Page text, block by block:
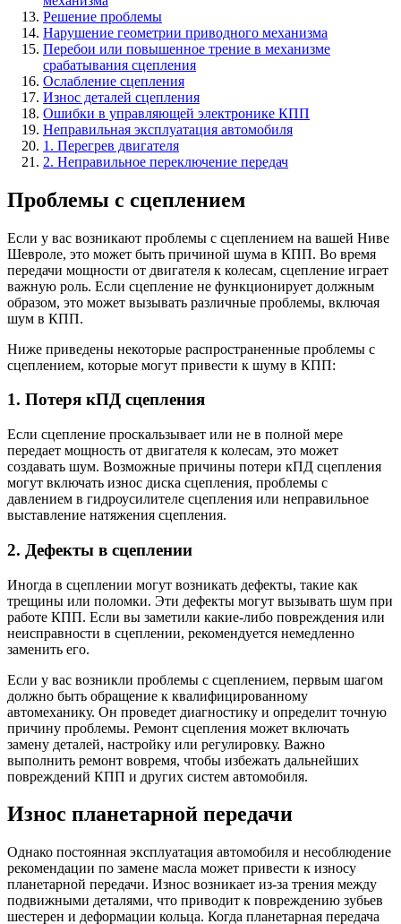
Решение проблемы
Нарушение геометрии приводного механизма
Перебои или повышенное трение в механизме
срабатывания сцепления
Ослабление сцепления
Износ деталей сцепления
Ошибки в управляющей электронике КПП
Неправильная эксплуатация автомобиля
1. Перегрев двигателя
2. Неправильное переключение передач
Проблемы с сцеплением
Если у вас возникают проблемы с сцеплением на вашей Ниве
Шевроле, это может быть причиной шума в КПП. Во время
передачи мощности от двигателя к колесам, сцепление играет
важную роль. Если сцепление не функционирует должным
образом, это может вызывать различные проблемы, включая
шум в КПП.
Ниже приведены некоторые распространенные проблемы с
сцеплением, которые могут привести к шуму в КПП:
1. Потеря кПД сцепления
Если сцепление проскальзывает или не в полной мере
передает мощность от двигателя к колесам, это может
создавать шум. Возможные причины потери кПД сцепления
могут включать износ диска сцепления, проблемы с
давлением в гидроусилителе сцепления или неправильное
выставление натяжения сцепления.
2. Дефекты в сцеплении
Иногда в сцеплении могут возникать дефекты, такие как
трещины или поломки. Эти дефекты могут вызывать шум при
работе КПП. Если вы заметили какие-либо повреждения или
неисправности в сцеплении, рекомендуется немедленно
заменить его.
Если у вас возникли проблемы с сцеплением, первым шагом
должно быть обращение к квалифицированному
автомеханику. Он проведет диагностику и определит точную
причину проблемы. Ремонт сцепления может включать
замену деталей, настройку или регулировку. Важно
выполнить ремонт вовремя, чтобы избежать дальнейших
повреждений КПП и других систем автомобиля.
Износ планетарной передачи
Однако постоянная эксплуатация автомобиля и несоблюдение
рекомендации по замене масла может привести к износу
планетарной передачи. Износ возникает из-за трения между
подвижными деталями, что приводит к повреждению зубьев
шестерен и деформации кольца. Когда планетарная передача